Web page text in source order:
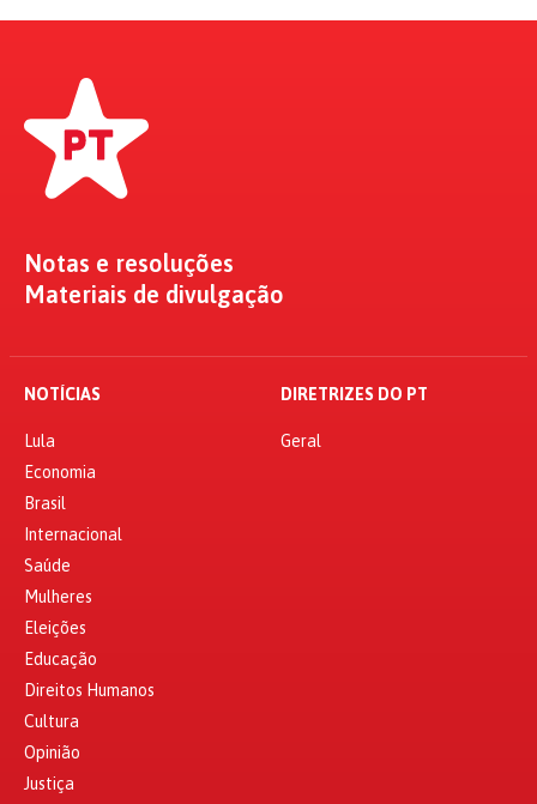
Notas e resoluções
Materiais de divulgação
NOTÍCIAS
Lula
Economia
Brasil
Internacional
Saúde
Mulheres
Eleições
Educação
Direitos Humanos
Cultura
Opinião
Justiça
DIRETRIZES DO PT
Geral